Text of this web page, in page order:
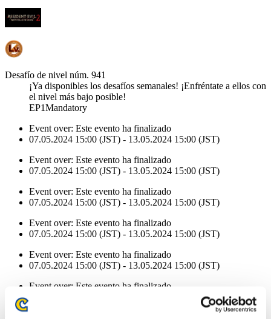
Desafío de nivel núm. 941
¡Ya disponibles los desafíos semanales! ¡Enfréntate a ellos con
el nivel más bajo posible!
EP1Mandatory
Event over: Este evento ha finalizado
07.05.2024 15:00 (JST) - 13.05.2024 15:00 (JST)
Event over: Este evento ha finalizado
07.05.2024 15:00 (JST) - 13.05.2024 15:00 (JST)
Event over: Este evento ha finalizado
07.05.2024 15:00 (JST) - 13.05.2024 15:00 (JST)
Event over: Este evento ha finalizado
07.05.2024 15:00 (JST) - 13.05.2024 15:00 (JST)
Event over: Este evento ha finalizado
07.05.2024 15:00 (JST) - 13.05.2024 15:00 (JST)
Event over: Este evento ha finalizado
07.05.2024 15:00 (JST) - 13.05.2024 15:00 (JST)